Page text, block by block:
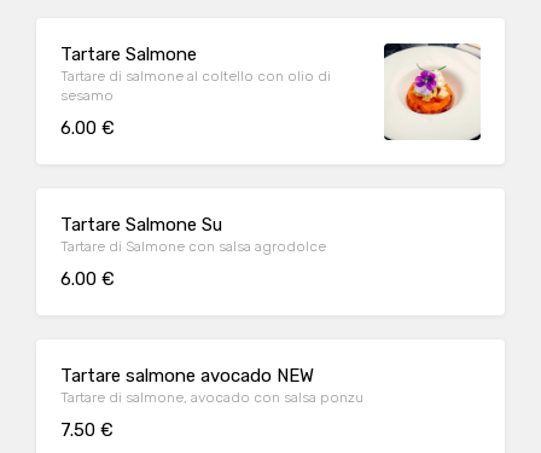
Tartare Salmone
Tartare di salmone al coltello con olio di
sesamo
6.00 €
Tartare Salmone Su
Tartare di Salmone con salsa agrodolce
6.00 €
Tartare salmone avocado NEW
Tartare di salmone, avocado con salsa ponzu
7.50 €